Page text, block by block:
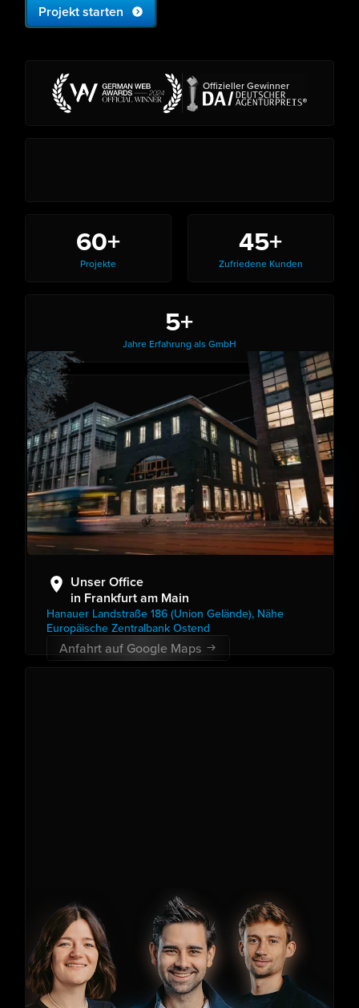
Projekt starten
Offizieller Gewinner
60+
Projekte
45+
Zufriedene Kunden
5+
Jahre Erfahrung als GmbH
Unser Office
in Frankfurt am Main
Hanauer Landstraße 186 (Union Gelände), Nähe
Europäische Zentralbank Ostend
Anfahrt auf Google Maps